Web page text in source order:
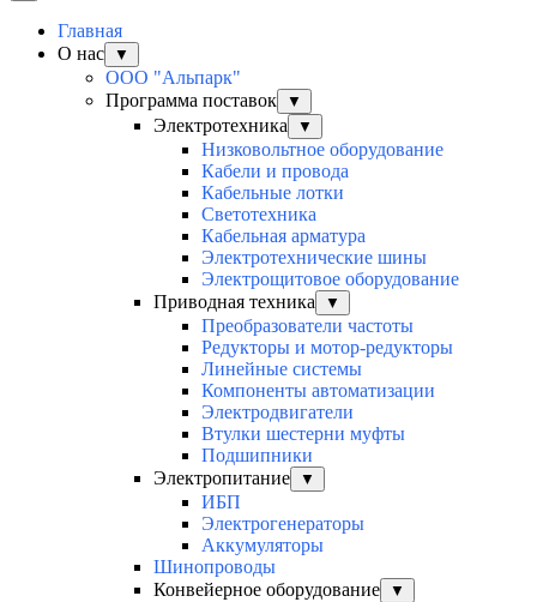
Главная
О нас
▼
ООО "Альпарк"
Программа поставок
▼
Электротехника ▼
Низковольтное оборудование
Кабели и провода
Кабельные лотки
Светотехника
Кабельная арматура
Электротехнические шины
Электрощитовое оборудование
Приводная техника
▼
Преобразователи частоты
Редукторы и мотор-редукторы
Линейные системы
Компоненты автоматизации
Электродвигатели
Втулки шестерни муфты
Подшипники
Электропитание
▼
ИБП
Электрогенераторы
Аккумуляторы
Шинопроводы
Конвейерное оборудование
▼